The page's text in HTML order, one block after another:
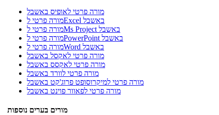
מורה פרטי לאופיס באשבל
מורה פרטי לExcel באשבל
מורה פרטי לMs Project באשבל
מורה פרטי לPowerPoint באשבל
מורה פרטי לWord באשבל
מורה פרטי לאקסל באשבל
מורה פרטי לאקסס באשבל
מורה פרטי לוורד באשבל
מורה פרטי למיקרוסופט פרוג'קט באשבל
מורה פרטי לפאוור פוינט באשבל
מורים בערים נוספות